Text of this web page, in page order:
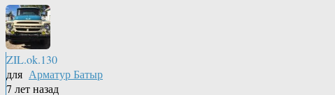
ZIL.ok.130
для Арматур Батыр
7 лет назад